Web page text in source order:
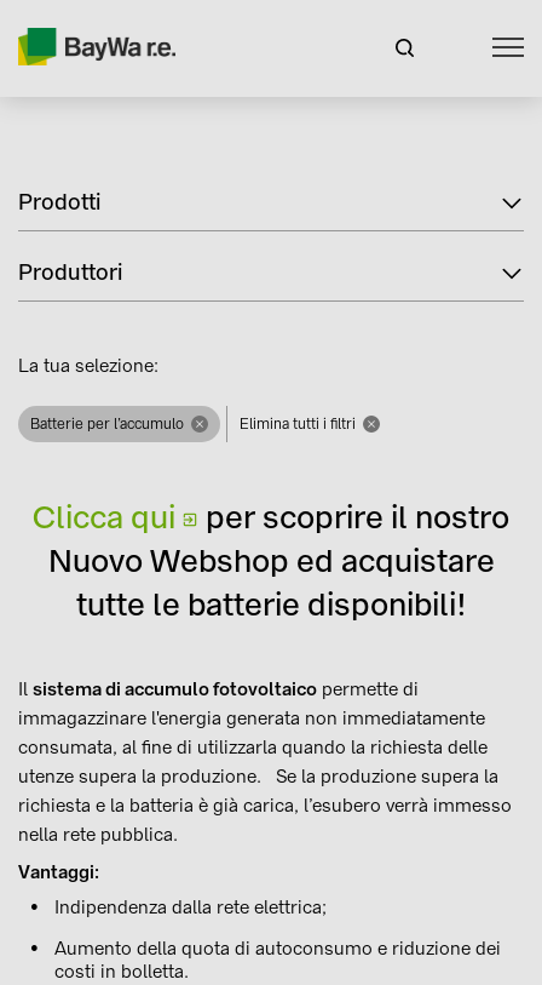
Prodotti
Produttori
La tua selezione:
Batterie per l’accumulo Elimina tutti i filtri
Clicca qui
per scoprire il nostro
Nuovo Webshop ed acquistare
tutte le batterie disponibili!
Il sistema di accumulo fotovoltaico permette di
immagazzinare l'energia generata non immediatamente
consumata, al fine di utilizzarla quando la richiesta delle
utenze supera la produzione. Se la produzione supera la
richiesta e la batteria è già carica, l’esubero verrà immesso
nella rete pubblica.
Vantaggi:
Indipendenza dalla rete elettrica;
Aumento della quota di autoconsumo e riduzione dei
costi in bolletta.